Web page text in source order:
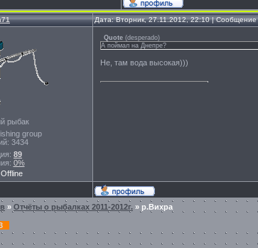
Дата: Вторник, 27.11.2012, 22:10 |
рыбак
group
3434
89
0%
Offline
Quote (desperado)
А поймал на Днепре?
Не, там вода высокая)))
» Отчёты о рыбалках 2011-2012г. » р.Вихра